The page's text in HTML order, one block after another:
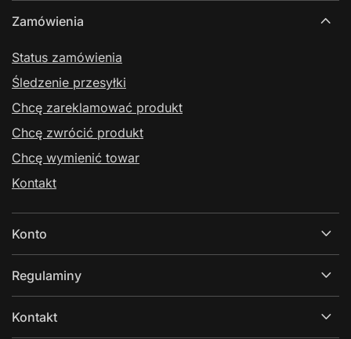
Zamówienia
Status zamówienia
Śledzenie przesyłki
Chcę zareklamować produkt
Chcę zwrócić produkt
Chcę wymienić towar
Kontakt
Konto
Regulaminy
Kontakt